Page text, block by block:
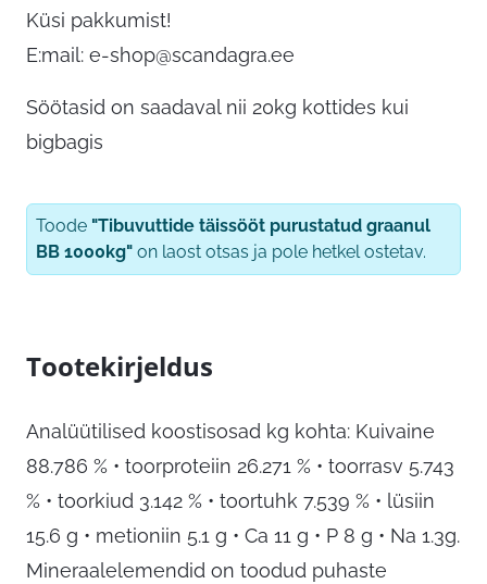
Küsi pakkumist!
E:mail: e-shop@scandagra.ee
Söötasid on saadaval nii 20kg kottides kui
bigbagis
Toode "Tibuvuttide täissööt purustatud graanul
BB 1000kg" on laost otsas ja pole hetkel ostetav.
Tootekirjeldus
Analüütilised koostisosad kg kohta: Kuivaine
88.786 % • toorproteiin 26.271 % • toorrasv 5.743
% • toorkiud 3.142 % • toortuhk 7.539 % • lüsiin
15.6 g • metioniin 5.1 g • Ca 11 g • P 8 g • Na 1.3g.
Mineraalelemendid on toodud puhaste